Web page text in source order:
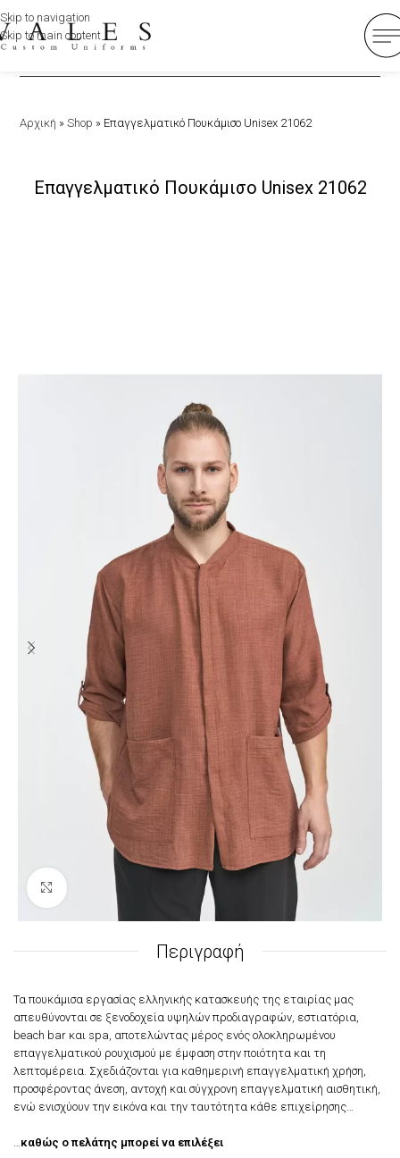
Skip to navigation
Skip to main content
Αρχική »Shop » Επαγγελματικό Πουκάμισο Unisex 21062
Επαγγελματικό Πουκάμισο Unisex 21062
Click to enlarge
Περιγραφή
Τα πουκάμισα εργασίας ελληνικής κατασκευής της εταιρίας μας
απευθύνονται σε ξενοδοχεία υψηλών προδιαγραφών, εστιατόρια,
beach bar και spa, αποτελώντας μέρος ενός ολοκληρωμένου
επαγγελματικού ρουχισμού με έμφαση στην ποιότητα και τη
λεπτομέρεια. Σχεδιάζονται για καθημερινή επαγγελματική χρήση,
προσφέροντας άνεση, αντοχή και σύγχρονη επαγγελματική αισθητική,
ενώ ενισχύουν την εικόνα και την ταυτότητα κάθε επιχείρησης…
καθώς ο πελάτης μπορεί να επιλέξει